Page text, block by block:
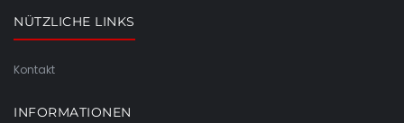
NÜTZLICHE LINKS
Kontakt
INFORMATIONEN